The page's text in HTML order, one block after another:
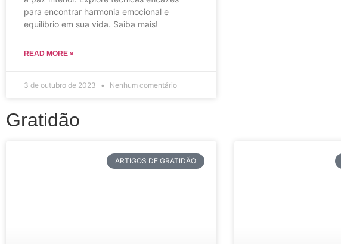
para encontrar harmonia emocional e
equilíbrio em sua vida. Saiba mais!
READ MORE »
3 de outubro de 2023 Nenhum comentário
Gratidão
ARTIGOS DE GRATIDÃO